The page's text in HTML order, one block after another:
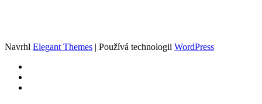
Navrhl Elegant Themes | Používá technologii WordPress